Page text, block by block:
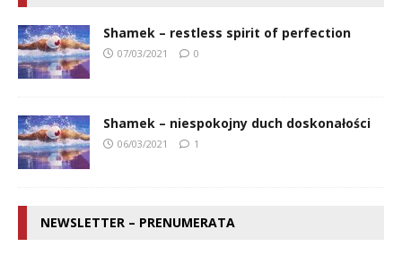
Shamek – restless spirit of perfection
07/03/2021 0
Shamek – niespokojny duch doskonałości
06/03/2021 1
NEWSLETTER – PRENUMERATA